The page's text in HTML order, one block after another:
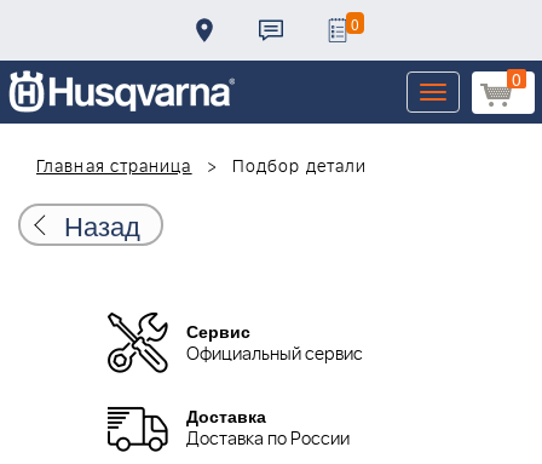
0
0
Toggle
navigation
Главная страница
Подбор детали
Назад
Сервис
Официальный сервис
Доставка
Доставка по России